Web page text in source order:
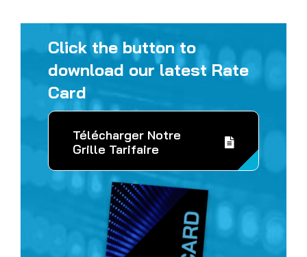
Click the button to
download our latest Rate
Card
Télécharger Notre
Grille Tarifaire